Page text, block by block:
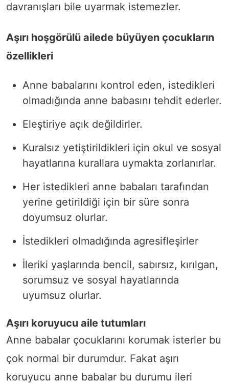
davranışları bile uyarmak istemezler.
Aşırı hoşgörülü ailede büyüyen çocukların
özellikleri
Anne babalarını kontrol eden, istedikleri
olmadığında anne babasını tehdit ederler.
Eleştiriye açık değildirler.
Kuralsız yetiştirildikleri için okul ve sosyal
hayatlarına kurallara uymakta zorlanırlar.
Her istedikleri anne babaları tarafından
yerine getirildiği için bir süre sonra
doyumsuz olurlar.
İstedikleri olmadığında agresifleşirler
İleriki yaşlarında bencil, sabırsız, kırılgan,
sorumsuz ve sosyal hayatlarında
uyumsuz olurlar.
Aşırı koruyucu aile tutumları
Anne babalar çocuklarını korumak isterler bu
çok normal bir durumdur. Fakat aşırı
koruyucu anne babalar bu durumu ileri